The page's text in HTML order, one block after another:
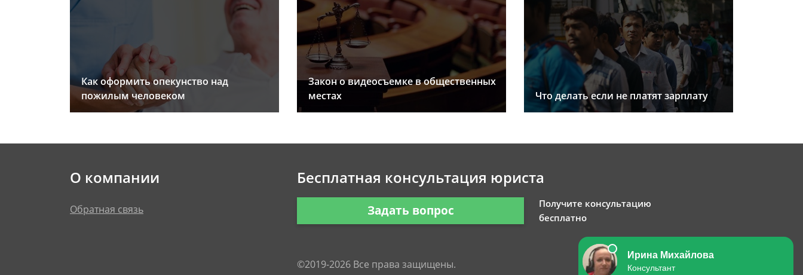
Как оформить опекунство над
пожилым человеком
Закон о видеосъемке в общественных
местах
Что делать если не платят зарплату
О компании
Обратная связь
Бесплатная консультация юриста
Задать вопрос
Получите консультацию
бесплатно
©2019-2026 Все права защищены.